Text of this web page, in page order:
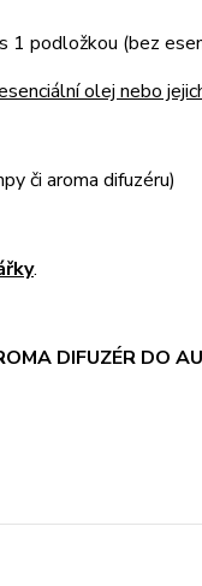
podložkou (bez
olej nebo
či aroma difuzéru)
.
DIFUZÉR DO